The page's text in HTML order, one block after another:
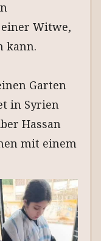
Witwe,
kann.
Garten
in Syrien
Hassan
mit einem